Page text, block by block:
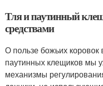
Тля и паутинный
средствами
О пользе божьих коровок
паутинных клещиков мы
механизмы